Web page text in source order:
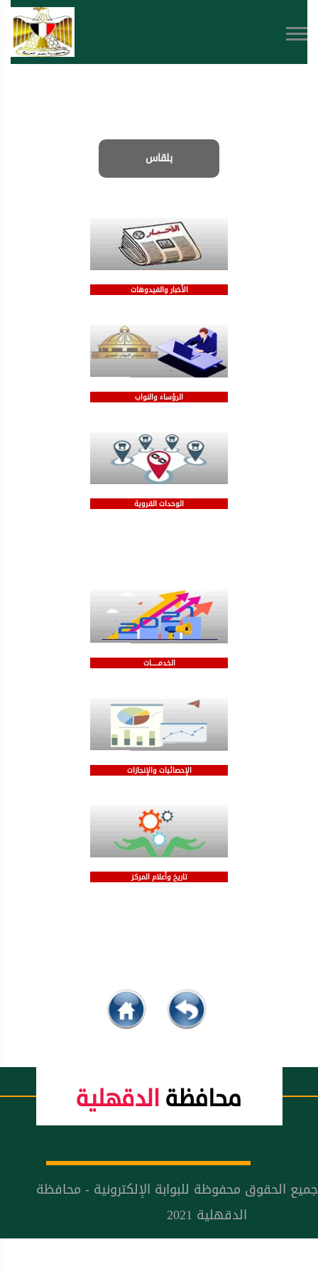
بلقاس
الأخبار والفيدوهات
الرؤساء والنواب
الوحدات القروية
الخدمـــــات
الإحصائيات والإنجازات
تاريخ وأعلام المركز
جميع الحقوق محفوظة للبوابة الإلكترونية - محافظة
الدقهلية 2021